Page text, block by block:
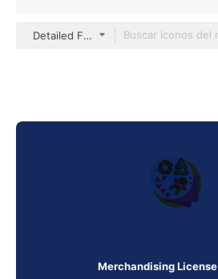
Detailed Flat Circular Flat
Merchandising License